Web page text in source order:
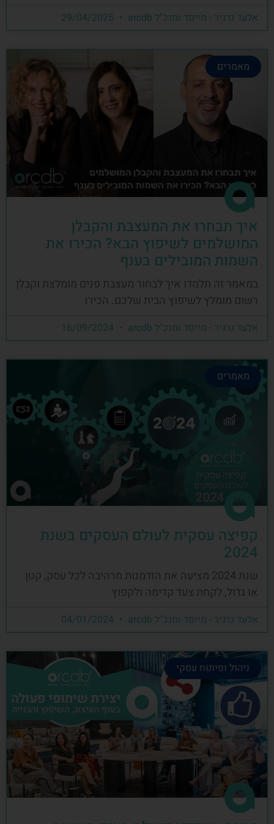
אלעד גרגיר - מייסד ומנכ"ל arcdb
מאמרים
איך תבחרו את המעצבת והקבלן
המושלמים לשיפוץ הבא? הכירו את
השמות המובילים בענף
במאמר זה תלמדו איך לבחור מעצבת פנים מומלצת וקבלן
רשום מומלץ לשיפוץ הבית שלכם. הכירו
אלעד גרגיר - מייסד ומנכ"ל arcdb
מאמרים
קפיצה עסקית לעולם העסקים בשנת
2024
שנת 2024 מציעה את הזדמנות מרהיבה לכל עסק, קטן
או גדול, לקחת צעד קדימה ולקפוץ
אלעד גרגיר - מייסד ומנכ"ל arcdb
ניהול ופיתוח עסקי